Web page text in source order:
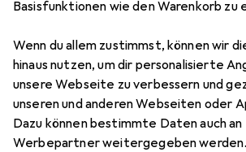
Basisfunktionen wie den Warenkorb zu
Wenn du allem zustimmst, können wir
hinaus nutzen, um dir personalisierte
unsere Webseite zu verbessern und
unseren und anderen Webseiten oder
Dazu können bestimmte Daten auch
Werbepartner weitergegeben werden.
Schnürschuhe
Hier findest du passendes Zubehör
Schnürschuhe aus den Kategorien
Sohlen.